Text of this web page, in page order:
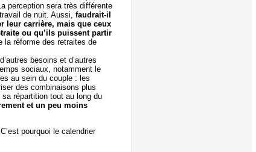
perception sera très différente
de nuit. Aussi, faudrait-il
leur carrière, mais que ceux
ou qu’ils puissent partir
la réforme des retraites de
besoins et d’autres
sociaux, notamment le
au sein du couple : les
des combinaisons plus
répartition tout au long du
et un peu moins
pourquoi le calendrier